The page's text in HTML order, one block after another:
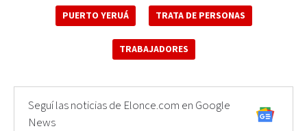
PUERTO YERUÁ TRATA DE PERSONAS
TRABAJADORES
Seguí las noticias de Elonce.com en Google
News